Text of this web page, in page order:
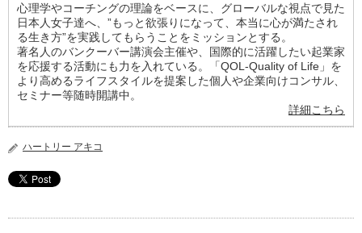
心理学やコーチングの理論をベースに、グローバルな視点で見た
日本人女子達へ、”もっと欲張りになって、本当に心が満たされ
る生き方”を実践してもらうことをミッションとする。
著名人のバンクーバー講演会主催や、国際的に活躍したい起業家
を応援する活動にも力を入れている。「QOL-Quality of Life」を
より高めるライフスタイルを提案した個人や企業向けコンサル、
セミナー等随時開講中。
詳細こちら
ハートリー アキコ